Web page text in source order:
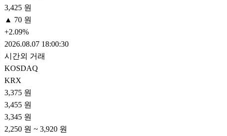
3,425 원
▲ 70 원
+2.09%
2026.08.07 18:00:30
시간외 거래
KOSDAQ
KRX
3,375 원
3,455 원
3,345 원
2,250 원 ~ 3,920 원